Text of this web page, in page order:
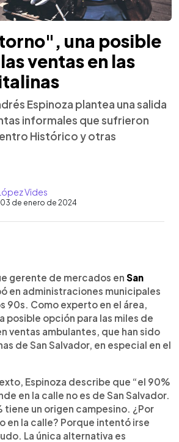
una posible
ventas en las
Espinoza plantea una salida
informales que sufrieron
Histórico y otras
Vides
de enero de 2024
artículo
gerente de mercados en San
en administraciones municipales
90s. Como experto en el área,
posible opción para las miles de
ventas ambulantes, que han sido
de San Salvador, en especial en el
Espinoza describe que “el 90%
en la calle no es de San Salvador.
tiene un origen campesino. ¿Por
en la calle? Porque intentó irse
La única alternativa es